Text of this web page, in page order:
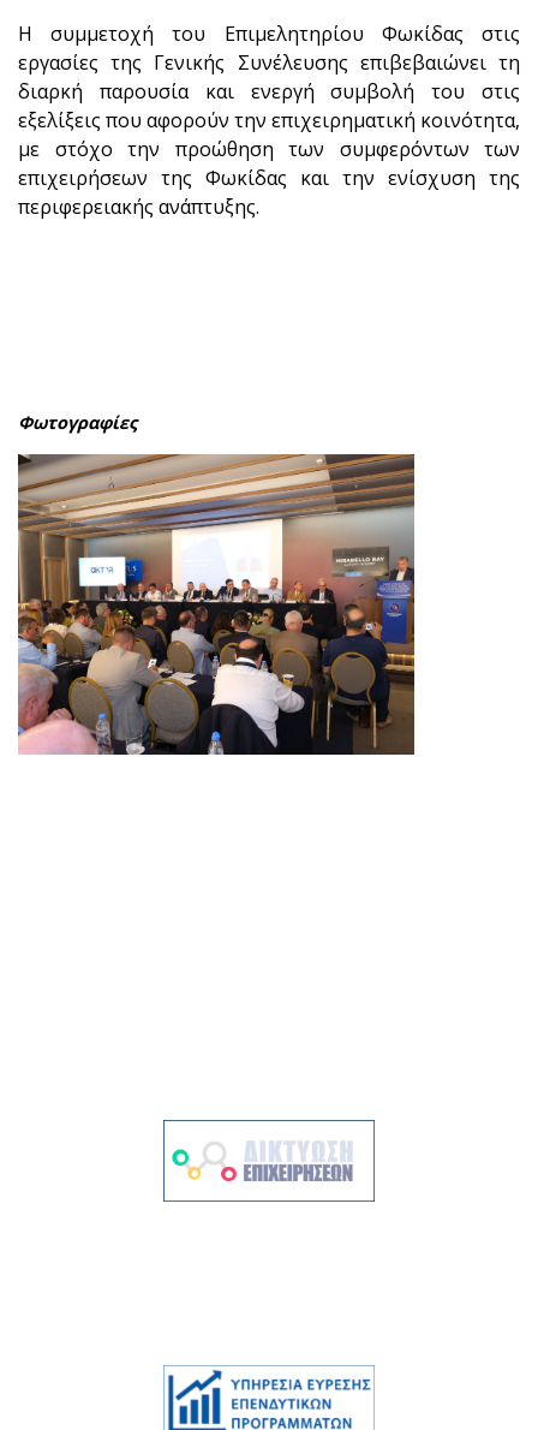
Η συμμετοχή του Επιμελητηρίου Φωκίδας στις
εργασίες της Γενικής Συνέλευσης επιβεβαιώνει τη
διαρκή παρουσία και ενεργή συμβολή του στις
εξελίξεις που αφορούν την επιχειρηματική κοινότητα,
με στόχο την προώθηση των συμφερόντων των
επιχειρήσεων της Φωκίδας και την ενίσχυση της
περιφερειακής ανάπτυξης.
Φωτογραφίες